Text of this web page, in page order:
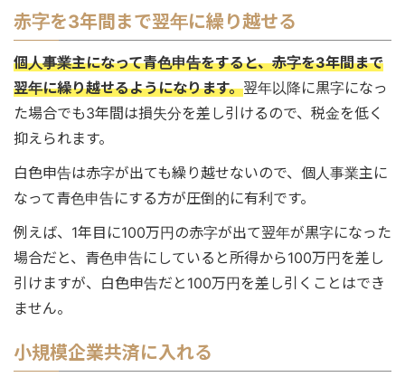
赤字を3年間まで翌年に繰り越せる
個人事業主になって青色申告をすると、赤字を3年間まで
翌年に繰り越せるようになります。翌年以降に黒字になっ
た場合でも3年間は損失分を差し引けるので、税金を低く
抑えられます。
白色申告は赤字が出ても繰り越せないので、個人事業主に
なって青色申告にする方が圧倒的に有利です。
例えば、1年目に100万円の赤字が出て翌年が黒字になった
場合だと、青色申告にしていると所得から100万円を差し
引けますが、白色申告だと100万円を差し引くことはでき
ません。
小規模企業共済に入れる